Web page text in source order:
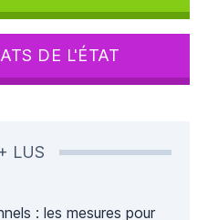
DE L'ÉTAT
LUS
: les mesures pour